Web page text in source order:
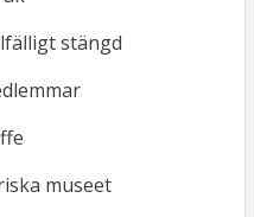
stängd
museet